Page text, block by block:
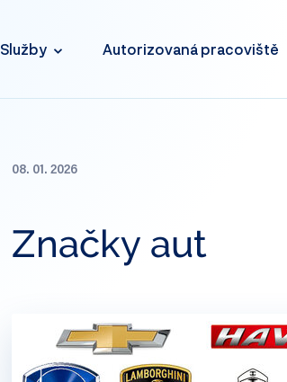
Služby Autorizovaná pracoviště
Značky aut
08. 01. 2026